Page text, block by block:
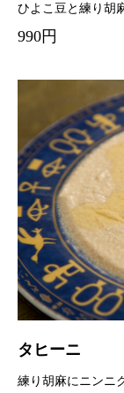
ひよこ豆と練り胡
990円
タヒーニ
練り胡麻にニンニ